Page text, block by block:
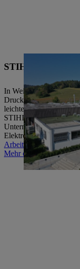
STIHL Werk 4,
In Weinsheim beﬁndet
Druckgusswerke
leichte und qualitativ
STIHL Motorsägen
Unternehmen in der
Elektroindustrie sowie
Arbeiten bei STIHL in
Mehr erfahren zu